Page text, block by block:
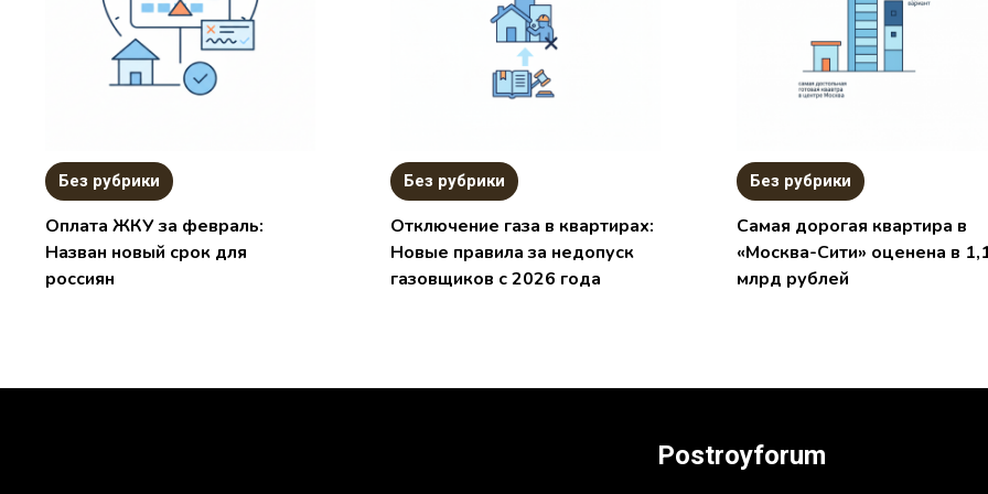
Без рубрики
Оплата ЖКУ за февраль:
Назван новый срок для
россиян
Без рубрики
Отключение газа в квартирах:
Новые правила за недопуск
газовщиков с 2026 года
Без рубрики
Самая дорогая квартира в
«Москва-Сити» оценена в
млрд рублей
Postroyforum